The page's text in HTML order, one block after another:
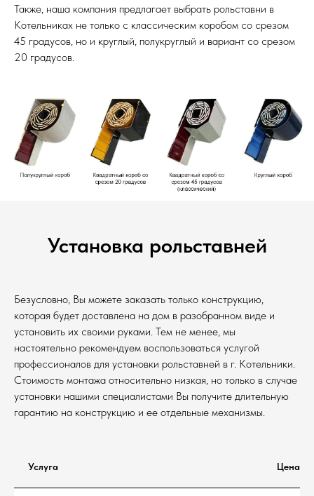
Также, наша компания предлагает выбрать рольставни в
Котельниках не только с классическим коробом со срезом
45 градусов, но и круглый, полукруглый и вариант со срезом
20 градусов.
Установка рольставней
Безусловно, Вы можете заказать только конструкцию,
которая будет доставлена на дом в разобранном виде и
установить их своими руками. Тем не менее, мы
настоятельно рекомендуем воспользоваться услугой
профессионалов для установки рольставней в г. Котельники.
Стоимость монтажа относительно низкая, но только в случае
установки нашими специалистами Вы получите длительную
гарантию на конструкцию и ее отдельные механизмы.
Услуга Цена